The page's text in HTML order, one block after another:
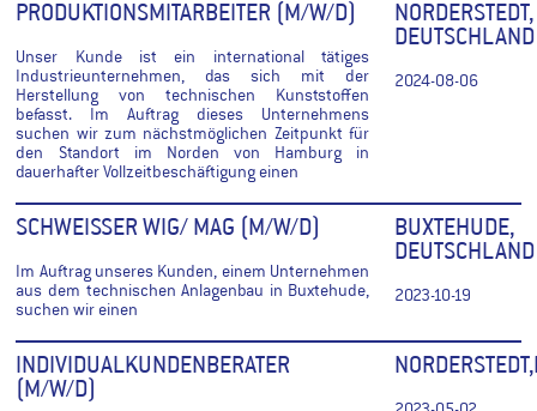
PRODUKTIONSMITARBEITER (M/W/D)
Unser Kunde ist ein international tätiges
Industrieunternehmen, das sich mit der
Herstellung von technischen Kunststoffen
befasst. Im Auftrag dieses Unternehmens
suchen wir zum nächstmöglichen Zeitpunkt für
den Standort im Norden von Hamburg in
dauerhafter Vollzeitbeschäftigung einen
NORDERSTEDT,
DEUTSCHLAND
2024-08-06
SCHWEISSER WIG/ MAG (M/W/D)
Im Auftrag unseres Kunden, einem Unternehmen
aus dem technischen Anlagenbau in Buxtehude,
suchen wir einen
BUXTEHUDE,
DEUTSCHLAND
2023-10-19
INDIVIDUALKUNDENBERATER
(M/W/D)